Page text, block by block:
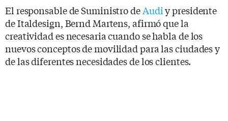
El responsable de Suministro deAudiy presidente
de Italdesign, Bernd Martens, afirmó que la
creatividad es necesaria cuando se habla de los
nuevos conceptos de movilidad para las ciudades y
de las diferentes necesidades de los clientes.